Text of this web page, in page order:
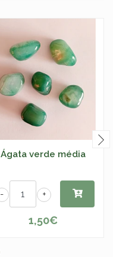
Ágata verde média
+
-
1,50€